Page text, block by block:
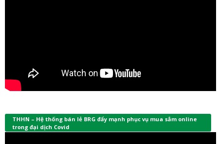
THHN – Hệ thống bán lẻ BRG đẩy mạnh phục vụ mua sắm online
trong đại dịch Covid